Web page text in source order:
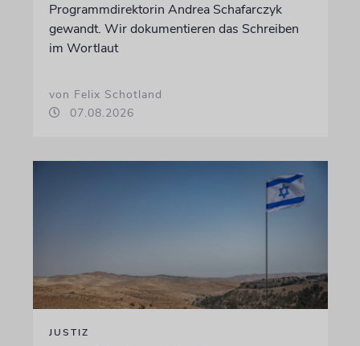
Programmdirektorin Andrea Schafarczyk
gewandt. Wir dokumentieren das Schreiben
im Wortlaut
von Felix Schotland
07.08.2026
JUSTIZ